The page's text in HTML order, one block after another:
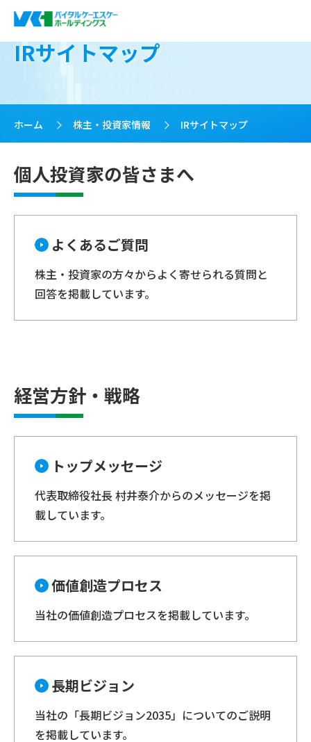
IRサイトマップ
ホーム > 株主・投資家情報 > IRサイトマップ
個人投資家の皆さまへ
よくあるご質問
株主・投資家の方々からよく寄せられる質問と
回答を掲載しています。
経営方針・戦略
トップメッセージ
代表取締役社長 村井泰介からのメッセージを掲
載しています。
価値創造プロセス
当社の価値創造プロセスを掲載しています。
長期ビジョン
当社の「長期ビジョン2035」についてのご説明
を掲載しています。